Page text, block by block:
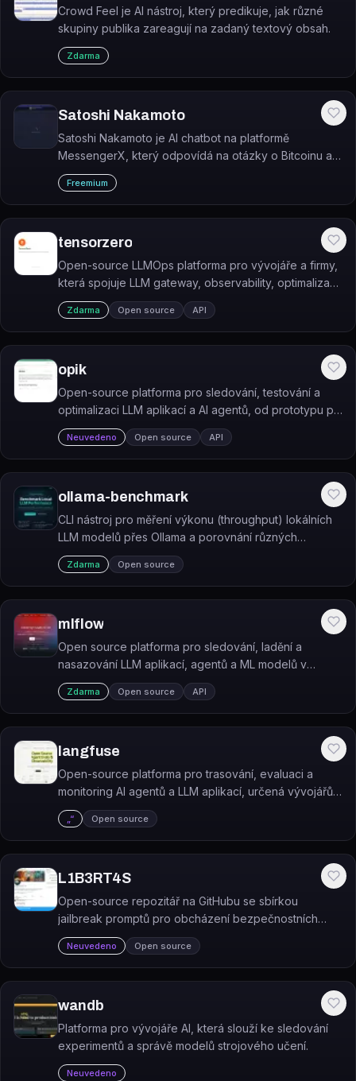
Crowd Feel je AI nástroj, který predikuje, jak různé
skupiny publika zareagují na zadaný textový obsah.
Zdarma
Satoshi Nakamoto
Satoshi Nakamoto je AI chatbot na platformě
MessengerX, který odpovídá na otázky o Bitcoinu a
vizi jeho anonymního tvůrce Satoshiho Nakamota.
Freemium
tensorzero
Open-source LLMOps platforma pro vývojáře a firmy,
která spojuje LLM gateway, observability, optimalizaci,
evaluace a A/B testování.
Zdarma Open source API
opik
Open-source platforma pro sledování, testování a
optimalizaci LLM aplikací a AI agentů, od prototypu po
produkci.
Neuvedeno Open source API
ollama-benchmark
CLI nástroj pro měření výkonu (throughput) lokálních
LLM modelů přes Ollama a porovnání různých
hardwarových konfigurací.
Zdarma Open source
mlflow
Open source platforma pro sledování, ladění a
nasazování LLM aplikací, agentů a ML modelů v
produkci.
Zdarma Open source API
langfuse
Open-source platforma pro trasování, evaluaci a
monitoring AI agentů a LLM aplikací, určená vývojářům
a týmům.
„“ Open source
L1B3RT4S
Open-source repozitář na GitHubu se sbírkou
jailbreak promptů pro obcházení bezpečnostních
omezení předních AI modelů.
Neuvedeno Open source
wandb
Platforma pro vývojáře AI, která slouží ke sledování
experimentů a správě modelů strojového učení.
Neuvedeno